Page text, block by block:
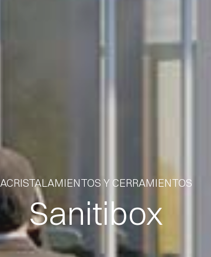
ACRISTALAMIENTOS Y CERRAMIENTOS
Sanitibox